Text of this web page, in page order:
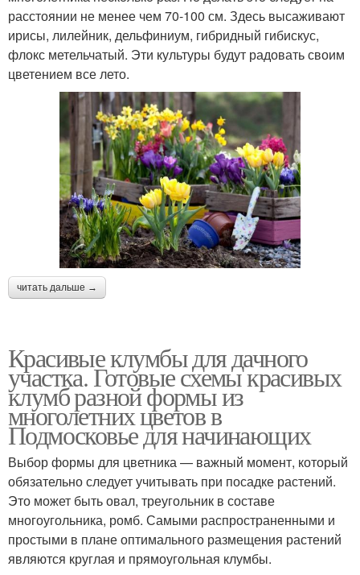
расстоянии не менее чем 70-100 см. Здесь высаживают
ирисы, лилейник, дельфиниум, гибридный гибискус,
флокс метельчатый. Эти культуры будут радовать своим
цветением все лето.
читать дальше →
Красивые клумбы для дачного
участка. Готовые схемы красивых
клумб разной формы из
многолетних цветов в
Подмосковье для начинающих
Выбор формы для цветника — важный момент, который
обязательно следует учитывать при посадке растений.
Это может быть овал, треугольник в составе
многоугольника, ромб. Самыми распространенными и
простыми в плане оптимального размещения растений
являются круглая и прямоугольная клумбы.